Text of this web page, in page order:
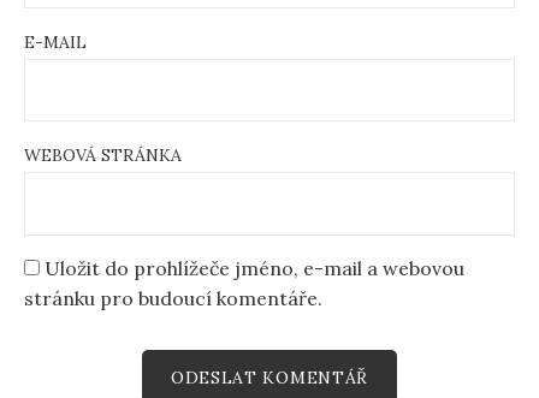
E-MAIL
WEBOVÁ STRÁNKA
Uložit do prohlížeče jméno, e-mail a webovou
stránku pro budoucí komentáře.